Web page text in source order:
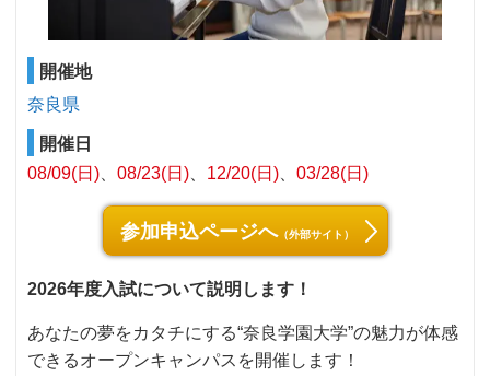
開催地
奈良県
開催日
08/09(日)
08/23(日) 12/20(日) 03/28(日)
参加申込ページへ（外部サイト）
2026年度入試について説明します！
あなたの夢をカタチにする“奈良学園大学”の魅力が体感
できるオープンキャンパスを開催します！